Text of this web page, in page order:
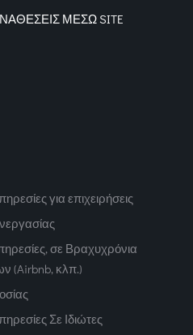
ΜΕΣΩ SITE
για επιχειρήσεις
σε Βραχυχρόνια
(Airbnb, κλπ.)
Σε Ιδιώτες